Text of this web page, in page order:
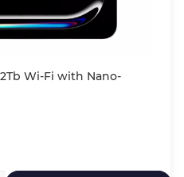
Wi-Fi with Nano-